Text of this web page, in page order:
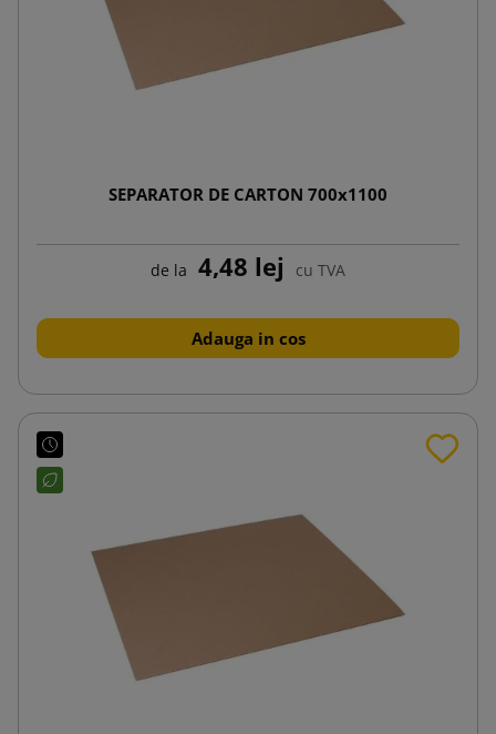
SEPARATOR DE CARTON 700x1100
de la 4,48 lej cu TVA
Adauga in cos